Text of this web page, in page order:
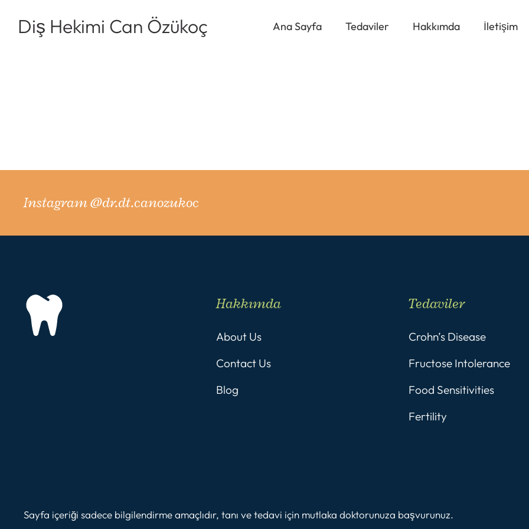
Diş Hekimi Can Özükoç Ana Sayfa Tedaviler Hakkımda İletişim
Instagram @dr.dt.canozukoc
Hakkımda
About Us
Contact Us
Blog
Tedaviler
Crohn’s Disease
Fructose Intolerance
Food Sensitivities
Fertility
Sayfa içeriği sadece bilgilendirme amaçlıdır, tanı ve tedavi için mutlaka doktorunuza başvurunuz.